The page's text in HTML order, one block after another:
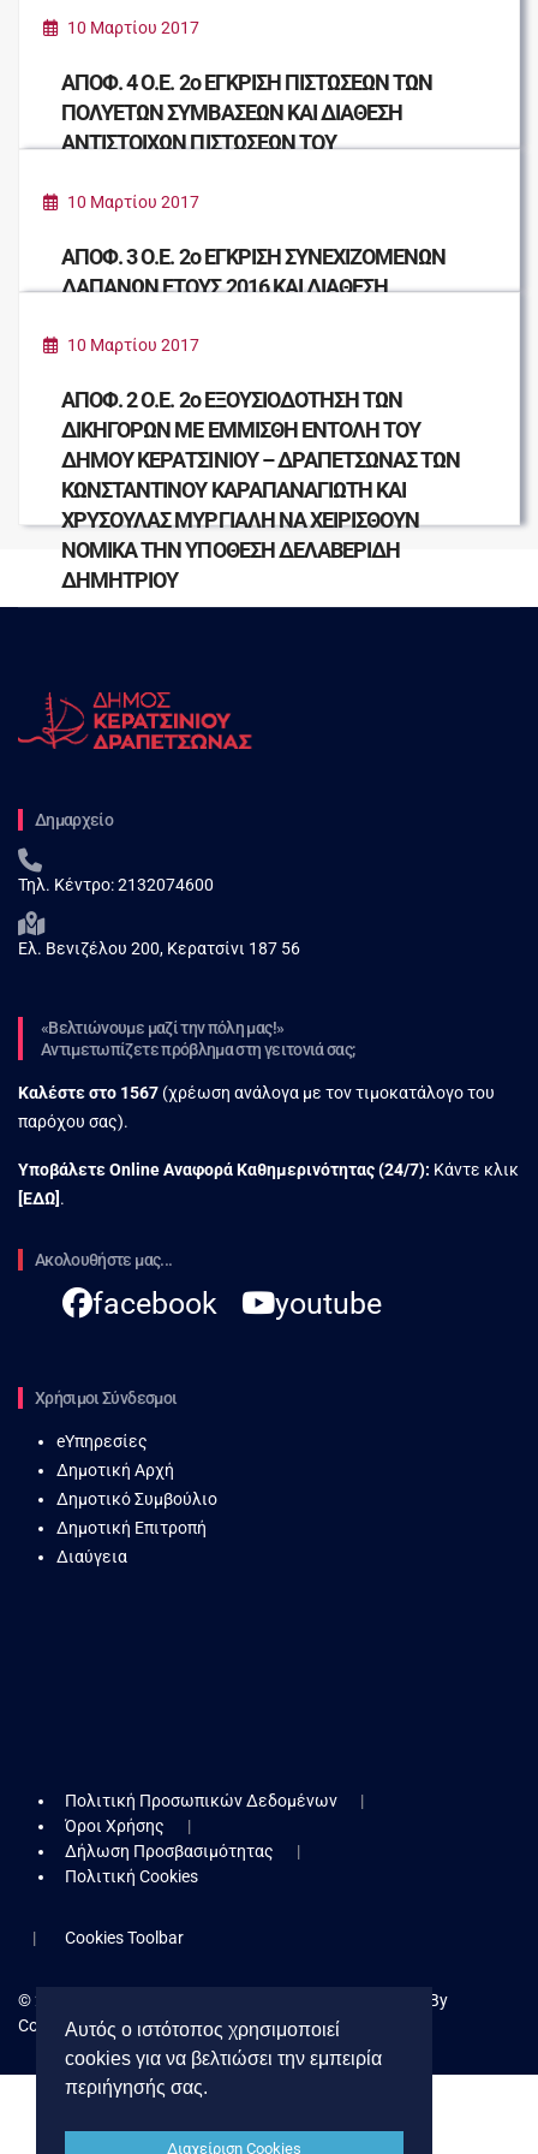
10 Μαρτίου 2017
ΑΠΟΦ. 4 Ο.Ε. 2ο ΕΓΚΡΙΣΗ ΠΙΣΤΩΣΕΩΝ ΤΩΝ
ΠΟΛΥΕΤΩΝ ΣΥΜΒΑΣΕΩΝ ΚΑΙ ΔΙΑΘΕΣΗ
ΑΝΤΙΣΤΟΙΧΩΝ ΠΙΣΤΩΣΕΩΝ ΤΟΥ
2017
10 Μαρτίου 2017
ΑΠΟΦ. 3 Ο.Ε. 2ο ΕΓΚΡΙΣΗ ΣΥΝΕΧΙΖΟΜΕΝΩΝ
ΔΑΠΑΝΩΝ ΕΤΟΥΣ 2016 ΚΑΙ ΔΙΑΘΕΣΗ
ΕΤΟΥΣ 2017.
10 Μαρτίου 2017
ΑΠΟΦ. 2 Ο.Ε. 2ο ΕΞΟΥΣΙΟΔΟΤΗΣΗ ΤΩΝ
ΔΙΚΗΓΟΡΩΝ ΜΕ ΕΜΜΙΣΘΗ ΕΝΤΟΛΗ ΤΟΥ
ΔΗΜΟΥ ΚΕΡΑΤΣΙΝΙΟΥ – ΔΡΑΠΕΤΣΩΝΑΣ ΤΩΝ
ΚΩΝΣΤΑΝΤΙΝΟΥ ΚΑΡΑΠΑΝΑΓΙΩΤΗ ΚΑΙ
ΧΡΥΣΟΥΛΑΣ ΜΥΡΓΙΑΛΗ ΝΑ ΧΕΙΡΙΣΘΟΥΝ
ΝΟΜΙΚΑ ΤΗΝ ΥΠΟΘΕΣΗ ΔΕΛΑΒΕΡΙΔΗ
ΔΗΜΗΤΡΙΟΥ
Δημαρχείο
Τηλ. Κέντρο:2132074600
Ελ. Βενιζέλου 200, Κερατσίνι 187 56
«Βελτιώνουμε μαζί την πόλη μας!»
Αντιμετωπίζετε πρόβλημα στη γειτονιά σας;
Καλέστε στο 1567 (χρέωση ανάλογα με τον τιμοκατάλογο του
παρόχου σας).
Υποβάλετε Online Αναφορά Kαθημερινότητας (24/7): Κάντε κλικ
[ΕΔΩ] .
Ακολουθήστε μας...
facebook youtube
Χρήσιμοι Σύνδεσμοι
eΥπηρεσίες
Δημοτική Αρχή
Δημοτικό Συμβούλιο
Δημοτική Επιτροπή
Διαύγεια
Πολιτική Προσωπικών Δεδομένων
Όροι Χρήσης
Δήλωση Προσβασιμότητας
Πολιτική Cookies
Cookies Toolbar
© 2026 Δήμος Κερατσινίου - Δραπετσώνας. Powered By
Collectives S.A.
Αυτός ο ιστότοπος χρησιμοποιεί
cookies για να βελτιώσει την εμπειρία
περιήγησής σας.
Διαχείριση Cookies